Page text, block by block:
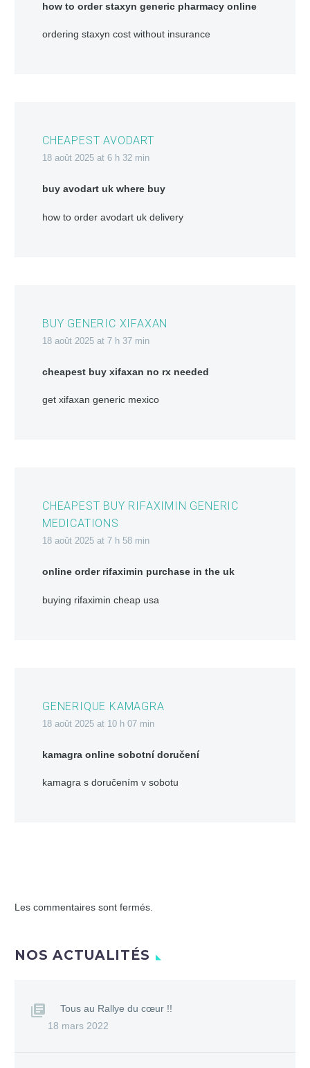
how to order staxyn generic pharmacy online
ordering staxyn cost without insurance
CHEAPEST AVODART
18 août 2025 at 6 h 32 min
buy avodart uk where buy
how to order avodart uk delivery
BUY GENERIC XIFAXAN
18 août 2025 at 7 h 37 min
cheapest buy xifaxan no rx needed
get xifaxan generic mexico
CHEAPEST BUY RIFAXIMIN GENERIC
MEDICATIONS
18 août 2025 at 7 h 58 min
online order rifaximin purchase in the uk
buying rifaximin cheap usa
GENERIQUE KAMAGRA
18 août 2025 at 10 h 07 min
kamagra online sobotní doručení
kamagra s doručením v sobotu
Les commentaires sont fermés.
NOS ACTUALITÉS
Tous au Rallye du cœur !!
18 mars 2022